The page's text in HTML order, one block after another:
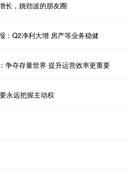
长，姚劲波的朋友圈
：Q2净利大增 房产等业务稳健
争夺存量世界 提升运营效率更重要
永远把握主动权